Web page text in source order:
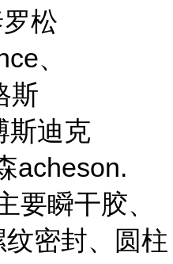
松
、
斯
斯迪克
acheson.
要瞬干胶、
密封、圆柱